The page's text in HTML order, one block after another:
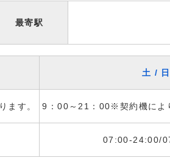
最寄駅
土 /
ます。 9：00～21：00※契約機によ
07:00-24:00/